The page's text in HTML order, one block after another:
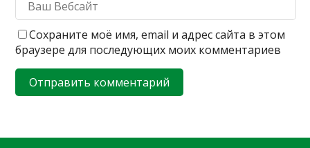
Сохраните моё имя, email и адрес сайта в этом
браузере для последующих моих комментариев